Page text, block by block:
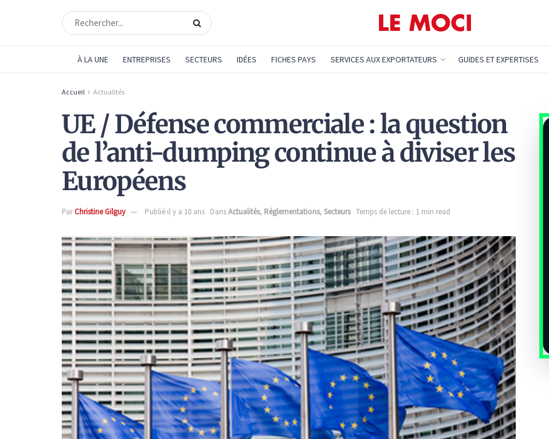
À LA UNE ENTREPRISES SECTEURS IDÉES FICHES PAYS SERVICES AUX EXPORTATEURS GUIDES ET EXPERTISES
Accueil Actualités
UE / Défense commerciale : la question
de l’anti-dumping continue à diviser les
Européens
ParChristine Gilguy Publié il y a 10 ans DansActualités, Réglementations, Secteurs Temps de lecture : 1 min read